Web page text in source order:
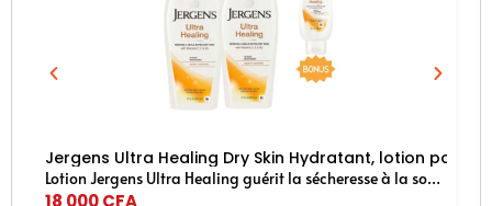
Jergens Ultra Healing Dry Skin Hydratant, lotion pour le
Lotion Jergens Ultra Healing guérit la sécheresse à la source pour une peau visiblement plus saine.
18 000CFA